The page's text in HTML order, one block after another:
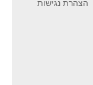
הצהרת נגישות